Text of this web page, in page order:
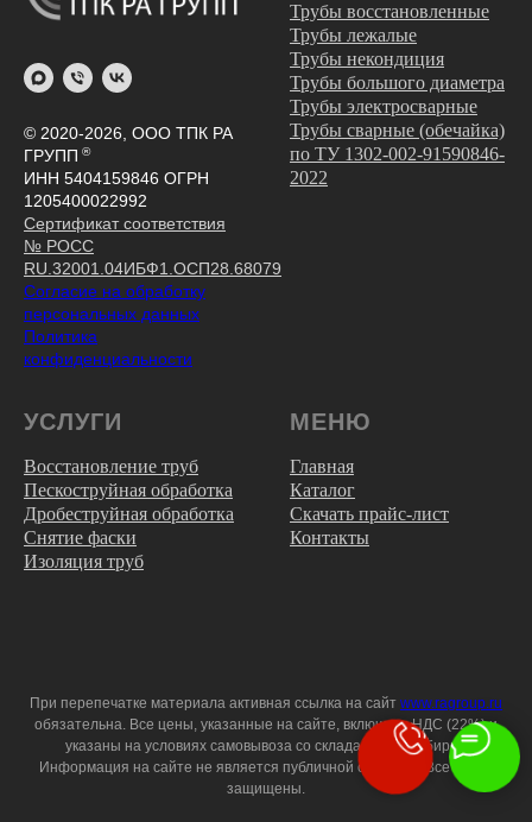
© 2020-2026, ООО ТПК РА
ГРУПП ®
ИНН 5404159846 ОГРН
1205400022992
Сертификат соответствия
№ РОСС
RU.32001.04ИБФ1.ОСП28.68079
Согласие на обработку
персональных данных
Политика
конфиденциальности
Трубы восстановленные
Трубы лежалые
Трубы некондиция
Трубы большого диаметра
Трубы электросварные
Трубы сварные (обечайка)
по ТУ 1302-002-91590846-
2022
УСЛУГИ
Восстановление труб
Пескоструйная обработка
Дробеструйная обработка
Снятие фаски
Изоляция труб
МЕНЮ
Главная
Каталог
Скачать прайс-лист
Контакты
При перепечатке материала активная ссылка на сайт www.ragroup.ru
обязательна. Все цены, указанные на сайте, включают НДС (22%) и
указаны на условиях самовывоза со склада г. Новосибирск.
Информация на сайте не является публичной офертой. Все права
защищены.